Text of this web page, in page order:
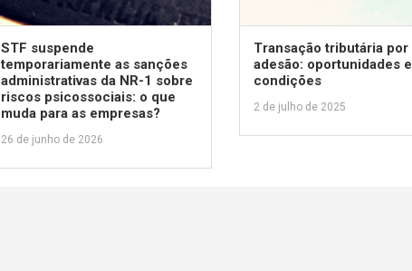
STF suspende
temporariamente as sanções
administrativas da NR-1 sobre
riscos psicossociais: o que
muda para as empresas?
26 de junho de 2026
Transação tributária por
adesão: oportunidades e
condições
2 de julho de 2025